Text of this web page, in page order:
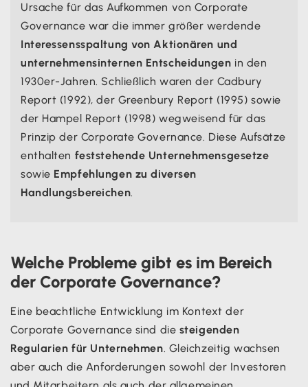
Ursache für das Aufkommen von Corporate
Governance war die immer größer werdende
Interessensspaltung von Aktionären und
unternehmensinternen Entscheidungen in den
1930er-Jahren. Schließlich waren der Cadbury
Report (1992), der Greenbury Report (1995) sowie
der Hampel Report (1998) wegweisend für das
Prinzip der Corporate Governance. Diese Aufsätze
enthalten feststehende Unternehmensgesetze
sowie Empfehlungen zu diversen
Handlungsbereichen.
Welche Probleme gibt es im Bereich
der Corporate Governance?
Eine beachtliche Entwicklung im Kontext der
Corporate Governance sind die steigenden
Regularien für Unternehmen. Gleichzeitig wachsen
aber auch die Anforderungen sowohl der Investoren